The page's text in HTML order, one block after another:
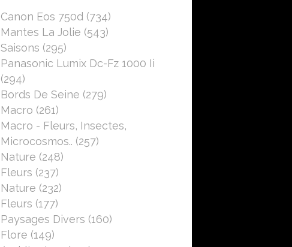
Canon Eos 750d (734)
Mantes La Jolie (543)
Saisons (295)
Panasonic Lumix Dc-Fz 1000 Ii
(294)
Bords De Seine (279)
Macro (261)
Macro - Fleurs, Insectes,
Microcosmos.. (257)
Nature (248)
Fleurs (237)
Nature (232)
Fleurs (177)
Paysages Divers (160)
Flore (149)